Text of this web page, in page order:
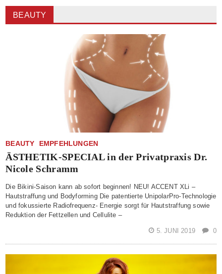
BEAUTY
BEAUTY EMPFEHLUNGEN
ÄSTHETIK-SPECIAL in der Privatpraxis Dr.
Nicole Schramm
Die Bikini-Saison kann ab sofort beginnen! NEU! ACCENT XLi –
Hautstraffung und Bodyforming Die patentierte UnipolarPro-Technologie
und fokussierte Radiofrequenz- Energie sorgt für Hautstraffung sowie
Reduktion der Fettzellen und Cellulite –
5. JUNI 2019 0